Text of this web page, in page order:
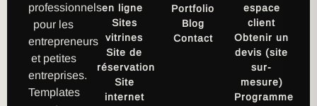
professionnels
pour les
entrepreneurs
et petites
entreprises.
Templates
en ligne
Sites
vitrines
Site de
réservation
Site
internet
Portfolio
Blog
Contact
espace
client
Obtenir un
devis (site
sur-
mesure)
Programme